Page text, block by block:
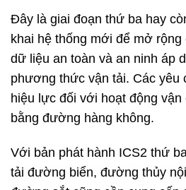
Đây là giai đoạn thứ ba hay
khai hệ thống mới để mở
dữ liệu an toàn và an ninh áp
phương thức vận tải. Các yêu
hiệu lực đối với hoạt động vận
bằng đường hàng không.
Với bản phát hành ICS2 thứ
tải đường biển, đường thủy